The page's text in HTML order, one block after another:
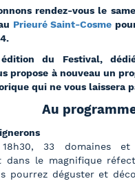
rendez-vous le
Prieuré Saint-Cosme
du Festival,
propose à nouveau un
qui ne vous laissera
Au
33 domaines et
dans le magnifique
pourrez déguster et